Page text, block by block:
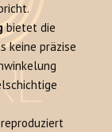
bietet die
keine präzise